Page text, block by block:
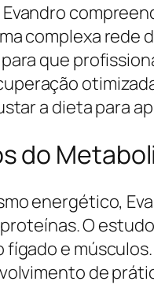
complexa rede
que
a dieta para
do
energético,
O
fígado e
de